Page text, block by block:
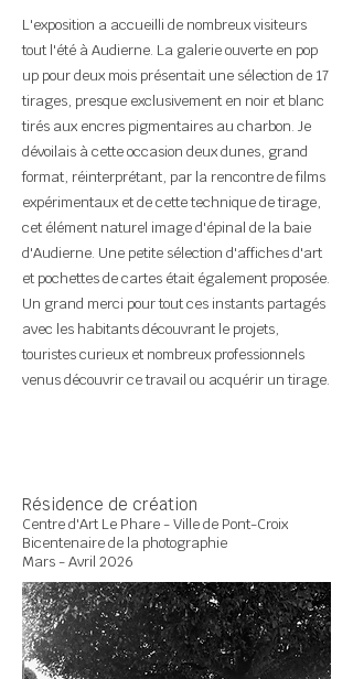
L'exposition a accueilli de nombreux visiteurs
tout l'été à Audierne. La galerie ouverte en pop
up pour deux mois présentait une sélection de 17
tirages, presque exclusivement en noir et blanc
tirés aux encres pigmentaires au charbon. Je
dévoilais à cette occasion deux dunes, grand
format, réinterprétant, par la rencontre de films
expérimentaux et de cette technique de tirage,
cet élément naturel image d'épinal de la baie
d'Audierne. Une petite sélection d'affiches d'art
et pochettes de cartes était également proposée.
Un grand merci pour tout ces instants partagés
avec les habitants découvrant le projets,
touristes curieux et nombreux professionnels
venus découvrir ce travail ou acquérir un tirage.
Résidence de création
Centre d'Art Le Phare - Ville de Pont-Croix
Bicentenaire de la photographie
Mars - Avril 2026